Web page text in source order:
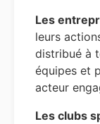
Les
leurs
distribué à
équipes et
acteur
Les clubs